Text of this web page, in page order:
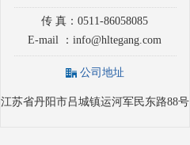
传 真：0511-86058085
E-mail ：info@hltegang.com
公司地址
江苏省丹阳市吕城镇运河军民东路88号